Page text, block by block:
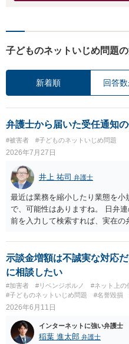
子どものネットいじめ問題
新着順 回答
弁護士から届いた受任通知
#被害者 #子どものネットいじめ問題
2026年7月27日
井上 祐司 弁護士
最近は業務を縮小したり業態を
で、可能性はありますね。 日弁
前を入力して検索すれば、実在
良いでしょう。
示談金増額は不誠実な対応
に相談したい
#加害者 #リベンジポルノ
#ネット上の
#子どものネットいじめ問題
#名誉毀損
2026年6月11日
インターネットに強い弁護士
稲葉 進太郎 弁護士